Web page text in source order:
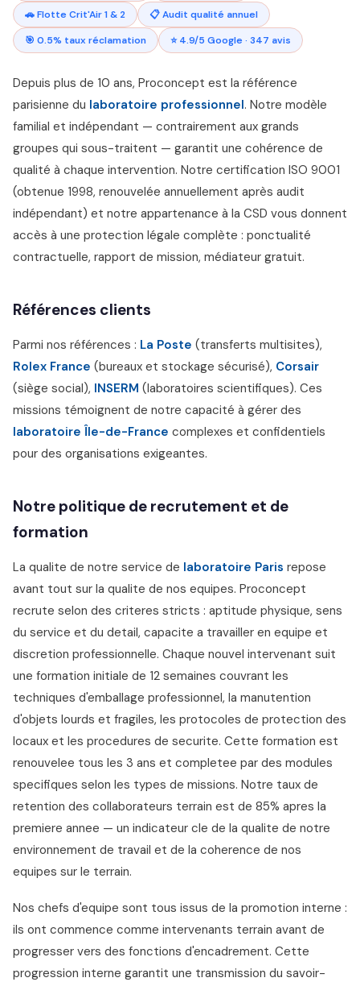
🚗 Flotte Crit'Air 1 & 2
📋 Audit qualité annuel
🎯 0.5% taux réclamation
⭐ 4.9/5 Google · 347 avis
Depuis plus de 10 ans, Proconcept est la référence
parisienne du laboratoire professionnel. Notre modèle
familial et indépendant — contrairement aux grands
groupes qui sous-traitent — garantit une cohérence de
qualité à chaque intervention. Notre certification ISO 9001
(obtenue 1998, renouvelée annuellement après audit
indépendant) et notre appartenance à la CSD vous donnent
accès à une protection légale complète : ponctualité
contractuelle, rapport de mission, médiateur gratuit.
Références clients
Parmi nos références : La Poste (transferts multisites),
Rolex France (bureaux et stockage sécurisé), Corsair
(siège social), INSERM (laboratoires scientifiques). Ces
missions témoignent de notre capacité à gérer des
laboratoire Île-de-France complexes et confidentiels
pour des organisations exigeantes.
Notre politique de recrutement et de
formation
La qualite de notre service de laboratoire Paris repose
avant tout sur la qualite de nos equipes. Proconcept
recrute selon des criteres stricts : aptitude physique, sens
du service et du detail, capacite a travailler en equipe et
discretion professionnelle. Chaque nouvel intervenant suit
une formation initiale de 12 semaines couvrant les
techniques d'emballage professionnel, la manutention
d'objets lourds et fragiles, les protocoles de protection des
locaux et les procedures de securite. Cette formation est
renouvelee tous les 3 ans et completee par des modules
specifiques selon les types de missions. Notre taux de
retention des collaborateurs terrain est de 85% apres la
premiere annee — un indicateur cle de la qualite de notre
environnement de travail et de la coherence de nos
equipes sur le terrain.
Nos chefs d'equipe sont tous issus de la promotion interne :
ils ont commence comme intervenants terrain avant de
progresser vers des fonctions d'encadrement. Cette
progression interne garantit une transmission du savoir-